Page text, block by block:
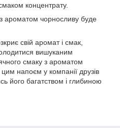
концентрату.
ароматом чорносливу буде
свій аромат і смак,
вишуканим
смаку з ароматом
напоєм у компанії друзів
його багатством і глибиною